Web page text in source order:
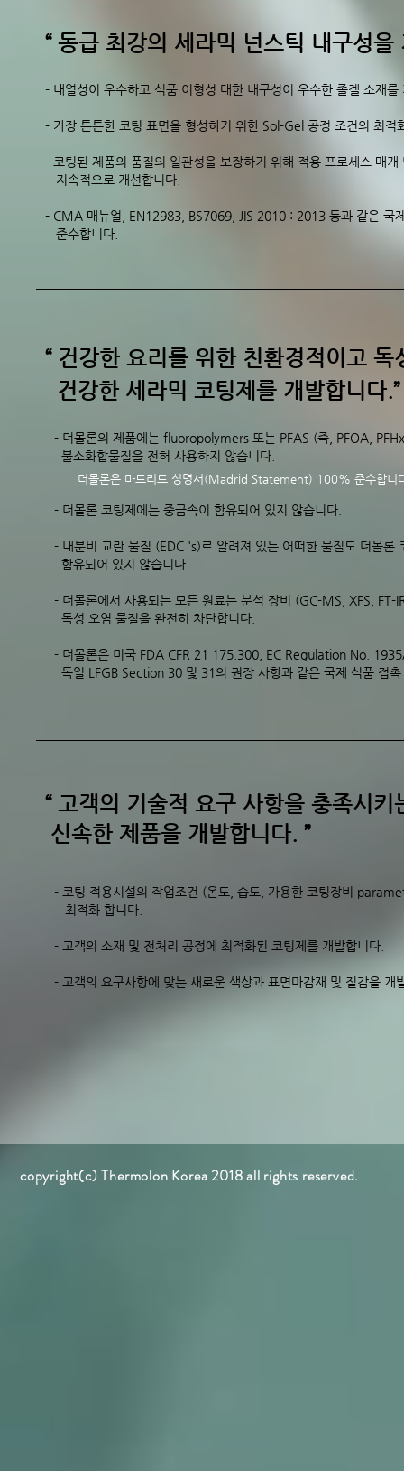
“ 동급 최강의 세라믹 넌스틱 내구성을
- 내열성이 우수하고 식품 이형성 대한 내구성이 우수한 졸겔 소재를
- 가장 튼튼한 코팅 표면을 형성하기 위한 Sol-Gel 공정 조건의 최적
- 코팅된 제품의 품질의 일관성을 보장하기 위해 적용 프로세스 매개
지속적으로 개선합니다.
- CMA 매뉴얼, EN12983, BS7069, JIS 2010 : 2013 등과 같은 국
준수합니다.
“ 건강한 요리를 위한 친환경적이고 독
건강한 세라믹 코팅제를 개발합니다.”
- 더몰론의 제품에는 fluoropolymers 또는 PFAS (즉, PFOA,
불소화합물질을 전혀 사용하지 않습니다.
- 더몰론 코팅제에는 중금속이 함유되어 있지 않습니다.
- 내분비 교란 물질 (EDC 's)로 ​​알려져 있는 어떠한 물질도 더몰론
함유되어 있지 않습니다.
- 더몰론에서 사용되는 모든 원료는 분석 장비 (GC-MS, XFS, FT-
독성 오염 물질을 완전히 차단합니다.
- 더몰론은 미국 FDA CFR 21 175.300, EC Regulation No.
독일 LFGB Section 30 및 31의 권장 사항과 같은 국제 식품 접
더몰론은 마드리드 성명서(Madrid Statement) 100% 준수합니
“ 고객의 기술적 요구 사항을 충족시키
신속한 제품을 개발합니다. ”
- 코팅 적용시설의 작업조건 (온도, 습도, 가용한 코팅장비
최적화 합니다.
- 고객의 소재 및 전처리 공정에 최적화된 코팅제를 개발합니다.
- 고객의 요구사항에 맞는 새로운 색상과 표면마감재 및 질감을 개
copyright(c) Thermolon Korea2018 all rights reserved.